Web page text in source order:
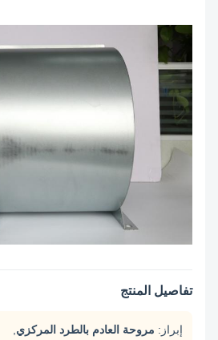
تفاصيل المنتج
مروحة العادم بالطرد المركزي,